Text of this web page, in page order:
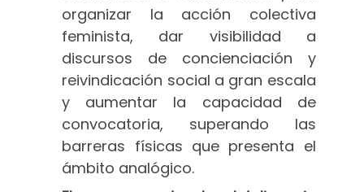
organizar la acción colectiva
feminista, dar visibilidad a
discursos de concienciación y
reivindicación social a gran escala
y aumentar la capacidad de
convocatoria, superando las
barreras físicas que presenta el
ámbito analógico.